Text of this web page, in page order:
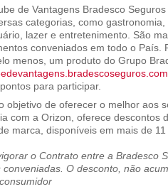
de Vantagens Bradesco
categorias, como
lazer e entretenimento. São
conveniados em todo o País.
menos, um produto do Grupo
para participar.
objetivo de oferecer o melhor aos
com a Orizon, oferece descontos
marca, disponíveis em mais de
o Contrato entre a Bradesco
O desconto, não